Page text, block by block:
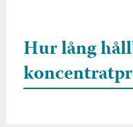
Hur lång